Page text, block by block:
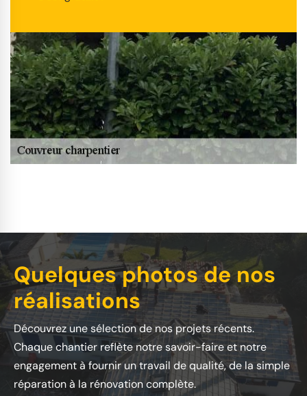
Quelques photos de nos
réalisations
Découvrez une sélection de nos projets récents.
Chaque chantier reflète notre savoir-faire et notre
engagement à fournir un travail de qualité, de la simple
réparation à la rénovation complète.